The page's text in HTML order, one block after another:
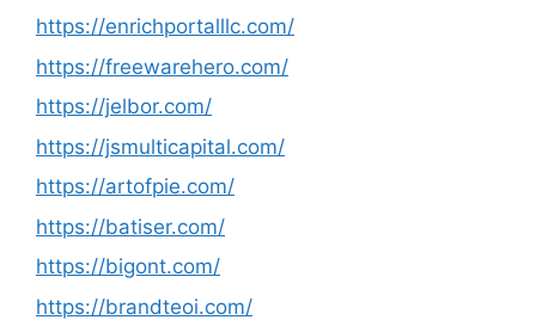
https://enrichportalllc.com/
https://freewarehero.com/
https://jelbor.com/
https://jsmulticapital.com/
https://artofpie.com/
https://batiser.com/
https://bigont.com/
https://brandteoi.com/